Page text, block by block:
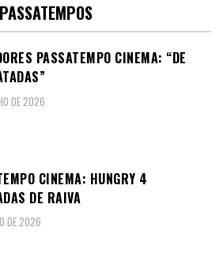
PASSATEMPOS
PASSATEMPO CINEMA: “DE
DE 2026
CINEMA: HUNGRY 4
DE RAIVA
DE 2026